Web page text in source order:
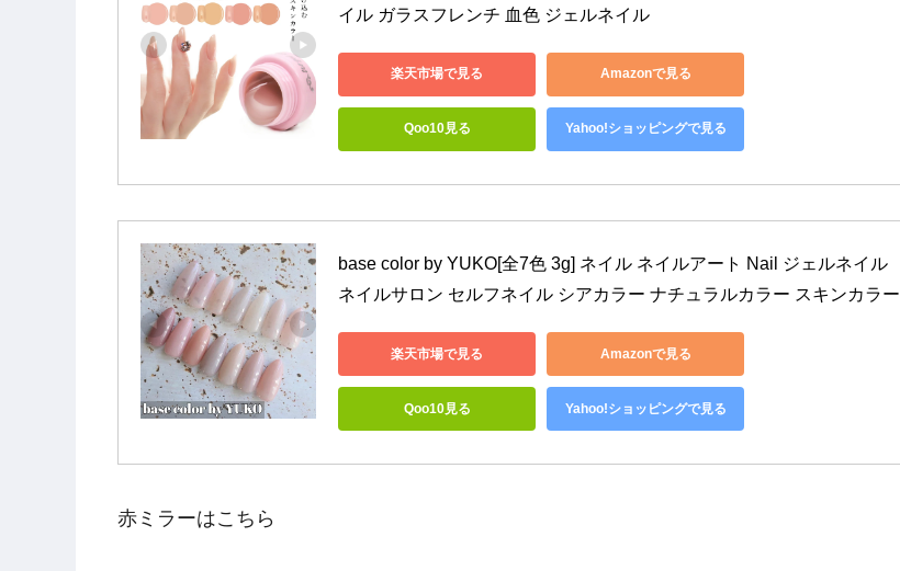
イル ガラスフレンチ 血色 ジェルネイル
楽天市場で見る Amazonで見る
Qoo10見る Yahoo!ショッピングで見る
base color by YUKO[全7色 3g] ネイル ネイルアート Nail ジェルネイル
ネイルサロン セルフネイル シアカラー ナチュラルカラー スキンカラー
楽天市場で見る Amazonで見る
Qoo10見る Yahoo!ショッピングで見る
赤ミラーはこちら